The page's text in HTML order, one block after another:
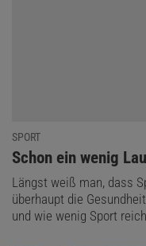
SPORT
:
Schon ein wenig
Längst weiß man, dass
überhaupt die
und wie wenig Sport